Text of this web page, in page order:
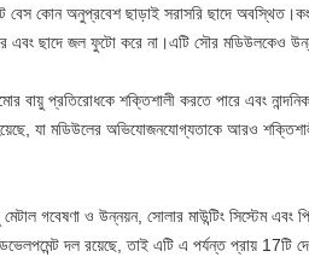
বেস কোন অনুপ্রবেশ ছাড়াই সরাসরি ছাদে
এবং ছাদে জল ফুটো করে না।এটি সৌর মডিউলকেও
বায়ু প্রতিরোধকে শক্তিশালী করতে পারে এবং
যা মডিউলের অভিযোজনযোগ্যতাকে আরও
মেটাল গবেষণা ও উন্নয়ন, সোলার মাউন্টিং সিস্টেম
দল রয়েছে, তাই এটি এ পর্যন্ত প্রায় 17টি